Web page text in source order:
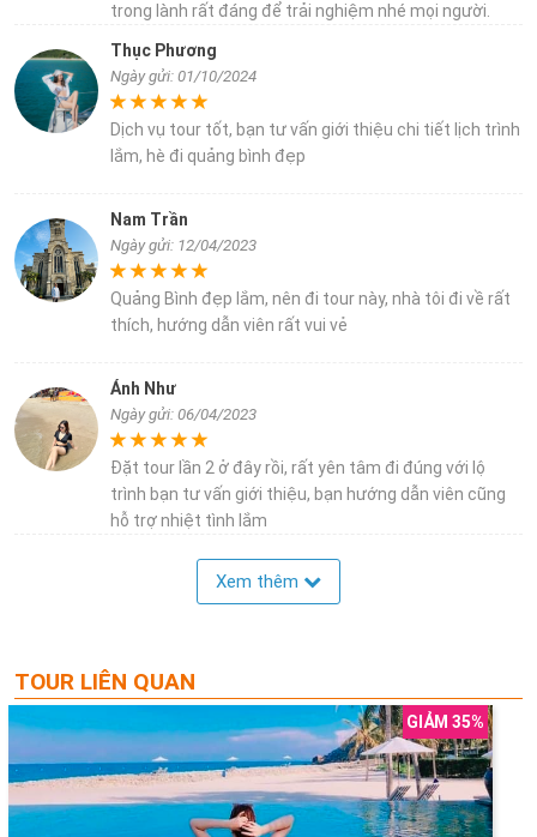
trong lành rất đáng để trải nghiệm nhé mọi người.
Thục Phương
Ngày gửi: 01/10/2024
Dịch vụ tour tốt, bạn tư vấn giới thiệu chi tiết lịch trình
lắm, hè đi quảng bình đẹp
Nam Trần
Ngày gửi: 12/04/2023
Quảng Bình đẹp lắm, nên đi tour này, nhà tôi đi về rất
thích, hướng dẫn viên rất vui vẻ
Ánh Như
Ngày gửi: 06/04/2023
Đặt tour lần 2 ở đây rồi, rất yên tâm đi đúng với lộ
trình bạn tư vấn giới thiệu, bạn hướng dẫn viên cũng
hỗ trợ nhiệt tình lắm
Xem thêm
TOUR LIÊN QUAN
GIẢM 35%